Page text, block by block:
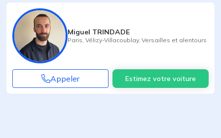
Miguel TRINDADE
Paris Vélizy-Villacoublay, Versailles et alentours
Appeler Estimez votre voiture